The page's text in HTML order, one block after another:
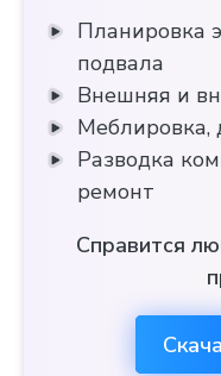
Планировка
подвала
Внешняя и
Меблировка,
Разводка
ремонт
Справится